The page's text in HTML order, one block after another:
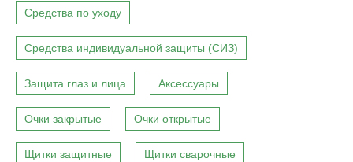
Средства по уходу
Средства индивидуальной защиты (СИЗ)
Защита глаз и лица Аксессуары
Очки закрытые Очки открытые
Щитки защитные Щитки сварочные